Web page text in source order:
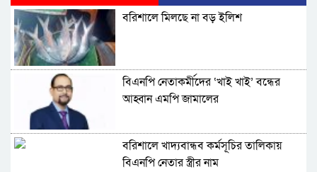
বরিশালে মিলছে না বড় ইলিশ
বিএনপি নেতাকর্মীদের ‘খাই খাই’ বন্ধের
আহ্বান এমপি জামালের
বরিশালে খাদ্যবান্ধব কর্মসূচির তালিকায়
বিএনপি নেতার স্ত্রীর নাম